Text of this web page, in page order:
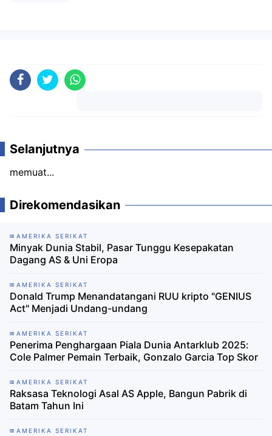
Selanjutnya
memuat...
Direkomendasikan
AMERIKA SERIKAT
Minyak Dunia Stabil, Pasar Tunggu Kesepakatan
Dagang AS & Uni Eropa
AMERIKA SERIKAT
Donald Trump Menandatangani RUU kripto "GENIUS
Act" Menjadi Undang-undang
AMERIKA SERIKAT
Penerima Penghargaan Piala Dunia Antarklub 2025:
Cole Palmer Pemain Terbaik, Gonzalo Garcia Top Skor
AMERIKA SERIKAT
Raksasa Teknologi Asal AS Apple, Bangun Pabrik di
Batam Tahun Ini
AMERIKA SERIKAT